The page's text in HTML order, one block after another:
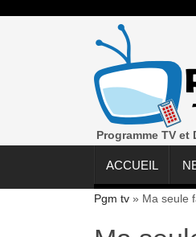
Programme TV et
ACCUEIL
Pgm tv » Ma seule